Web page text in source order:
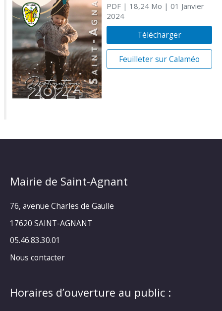
PDF| 18,24 Mo | 01 Janvier
2024
Télécharger
Feuilleter sur Calaméo
Mairie de Saint-Agnant
76, avenue Charles de Gaulle
17620 SAINT-AGNANT
05.46.83.30.01
Nous contacter
Horaires d’ouverture au public :